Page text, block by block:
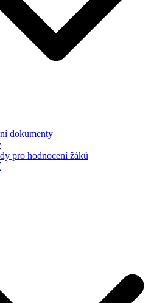
dokumenty
pro hodnocení žáků